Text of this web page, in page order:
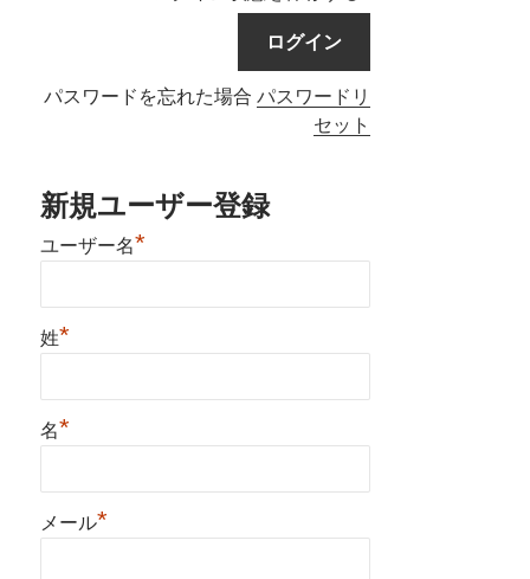
パスワードを忘れた場合パスワードリ
セット
新規ユーザー登録
ユーザー名*
姓*
名*
メール*